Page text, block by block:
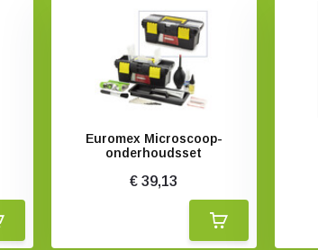
Euromex Microscoop-
onderhoudsset
€ 39,13